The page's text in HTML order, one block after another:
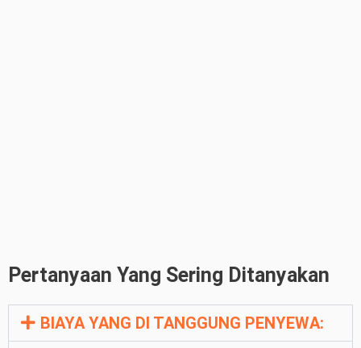
Pertanyaan Yang Sering Ditanyakan
BIAYA YANG DI TANGGUNG PENYEWA: